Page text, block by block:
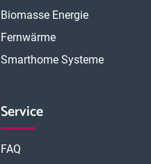
Biomasse Energie
Fernwärme
Smarthome Systeme
Service
FAQ